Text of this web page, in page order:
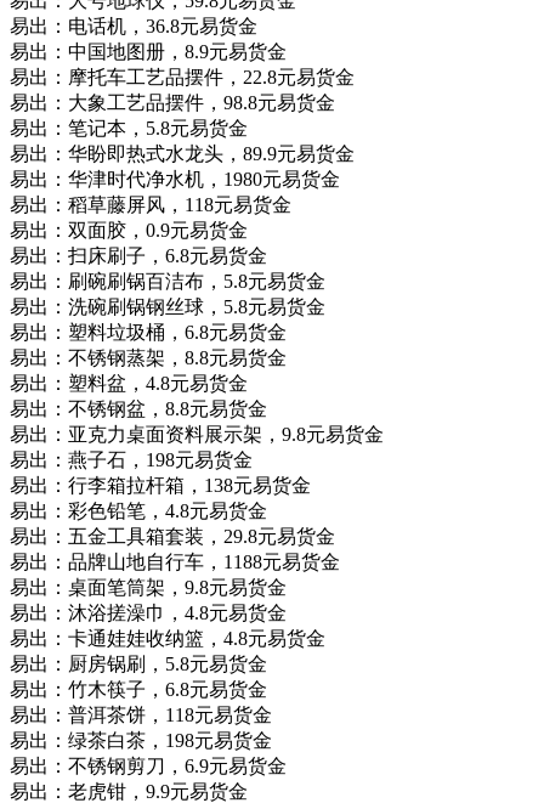
易出：电话机，36.8元易货金
易出：中国地图册，8.9元易货金
易出：摩托车工艺品摆件，22.8元易货金
易出：大象工艺品摆件，98.8元易货金
易出：笔记本，5.8元易货金
易出：华盼即热式水龙头，89.9元易货金
易出：华津时代净水机，1980元易货金
易出：稻草藤屏风，118元易货金
易出：双面胶，0.9元易货金
易出：扫床刷子，6.8元易货金
易出：刷碗刷锅百洁布，5.8元易货金
易出：洗碗刷锅钢丝球，5.8元易货金
易出：塑料垃圾桶，6.8元易货金
易出：不锈钢蒸架，8.8元易货金
易出：塑料盆，4.8元易货金
易出：不锈钢盆，8.8元易货金
易出：亚克力桌面资料展示架，9.8元易货金
易出：燕子石，198元易货金
易出：行李箱拉杆箱，138元易货金
易出：彩色铅笔，4.8元易货金
易出：五金工具箱套装，29.8元易货金
易出：品牌山地自行车，1188元易货金
易出：桌面笔筒架，9.8元易货金
易出：沐浴搓澡巾，4.8元易货金
易出：卡通娃娃收纳篮，4.8元易货金
易出：厨房锅刷，5.8元易货金
易出：竹木筷子，6.8元易货金
易出：普洱茶饼，118元易货金
易出：绿茶白茶，198元易货金
易出：不锈钢剪刀，6.9元易货金
易出：老虎钳，9.9元易货金